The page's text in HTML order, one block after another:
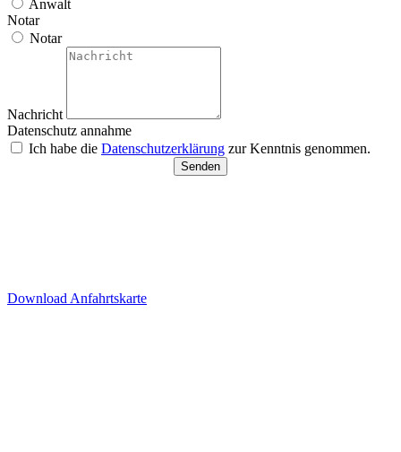
Anwalt
Notar
Notar
Nachricht
Datenschutz annahme
Ich habe die Datenschutzerklärung zur Kenntnis genommen.
Senden
Download Anfahrtskarte